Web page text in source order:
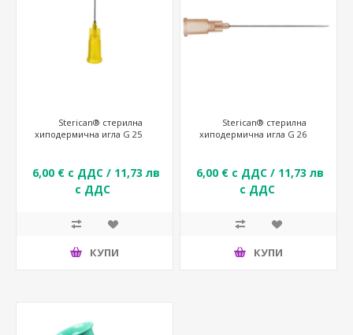
Sterican® стерилна
хиподермична игла G 25
6,00 € с ДДС / 11,73 лв
с ДДС
КУПИ
Sterican® стерилна
хиподермична игла G 26
6,00 € с ДДС / 11,73 лв
с ДДС
КУПИ